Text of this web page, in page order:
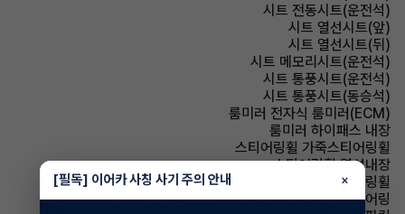
시트 전동시트(운전석)
시트 열선시트(앞)
시트 열선시트(뒤)
시트 메모리시트(운전석)
시트 통풍시트(운전석)
시트 통풍시트(동승석)
룸미러 전자식 룸미러(ECM)
룸미러 하이패스 내장
스티어링휠 가죽스티어링휠
스티어링휠 열선내장
스티어링휠 속도감응식 스티어링휠
스티어링휠 텔레스코픽 스티어링
[필독] 이어카 사칭 사기 주의 안내 ×